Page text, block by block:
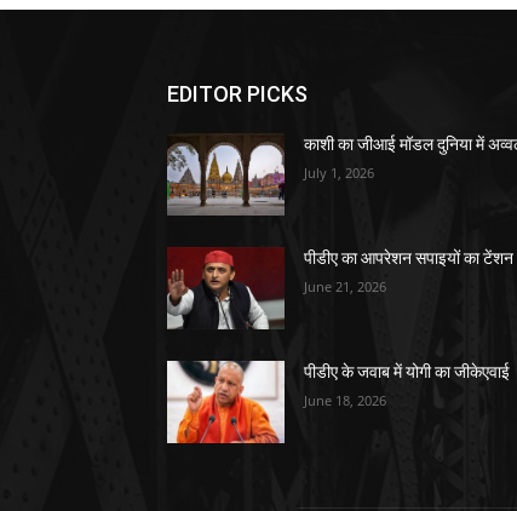
EDITOR PICKS
काशी का जीआई मॉडल दुनिया में
July 1, 2026
पीडीए का आपरेशन सपाइयों का टेंशन
June 21, 2026
पीडीए के जवाब में योगी का जीकेएवाई
June 18, 2026